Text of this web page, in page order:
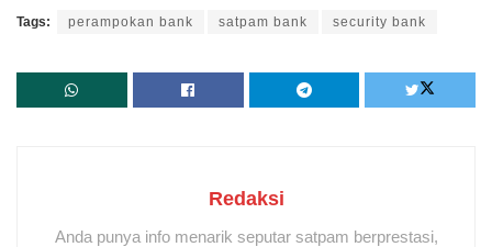
Tags: perampokan bank satpam bank security bank
Redaksi
Anda punya info menarik seputar satpam berprestasi,